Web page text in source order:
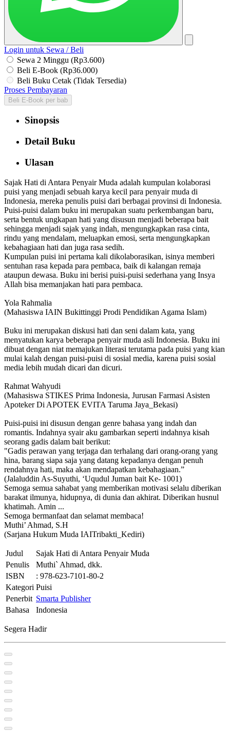
Login untuk Sewa / Beli
Sewa 2 Minggu (Rp3.600)
Beli E-Book (Rp36.000)
Beli Buku Cetak (Tidak Tersedia)
Proses Pembayaran
Beli E-Book per bab
Sinopsis
Detail Buku
Ulasan
Sajak Hati di Antara Penyair Muda adalah kumpulan kolaborasi
puisi yang menjadi sebuah karya kecil para penyair muda di
Indonesia, mereka penulis puisi dari berbagai provinsi di Indonesia.
Puisi-puisi dalam buku ini merupakan suatu perkembangan baru,
serta bentuk ungkapan hati yang disusun menjadi beberapa bait
sehingga menjadi sajak yang indah, mengungkapkan rasa cinta,
rindu yang mendalam, meluapkan emosi, serta mengungkapkan
kebahagiaan hati dan juga rasa sedih.
Kumpulan puisi ini pertama kali dikolaborasikan, isinya memberi
sentuhan rasa kepada para pembaca, baik di kalangan remaja
ataupun dewasa. Buku ini berisi puisi-puisi sederhana yang Insya
Allah bisa memanjakan hati para pembaca.
Yola Rahmalia
(Mahasiswa IAIN Bukittinggi Prodi Pendidikan Agama Islam)
Buku ini merupakan diskusi hati dan seni dalam kata, yang
menyatukan karya beberapa penyair muda asli Indonesia. Buku ini
dibuat dengan niat memajukan literasi terutama pada puisi yang kian
mulai kalah dengan puisi-puisi di sosial media, karena puisi sosial
media lebih mudah dicari dan dicuri.
Rahmat Wahyudi
(Mahasiswa STIKES Prima Indonesia, Jurusan Farmasi Asisten
Apoteker Di APOTEK EVITA Taruma Jaya_Bekasi)
Puisi-puisi ini disusun dengan genre bahasa yang indah dan
romantis. Indahnya syair aku gambarkan seperti indahnya kisah
seorang gadis dalam bait berikut:
"Gadis perawan yang terjaga dan terhalang dari orang-orang yang
hina, barang siapa saja yang datang kepadanya dengan penuh
rendahnya hati, maka akan mendapatkan kebahagiaan.”
(Jalaluddin As-Suyuthi, ‘Uqudul Juman bait Ke- 1001)
Semoga semua sahabat yang memberikan motivasi selalu diberikan
barakat ilmunya, hidupnya, di dunia dan akhirat. Diberikan husnul
khatimah. Amin ...
Semoga bermanfaat dan selamat membaca!
Muthi’ Ahmad, S.H
(Sarjana Hukum Muda IAITribakti_Kediri)
Judul
Sajak Hati di Antara Penyair Muda
Penulis
Muthi` Ahmad, dkk.
ISBN
: 978-623-7101-80-2
Kategori Puisi
Penerbit Smarta Publisher
Bahasa
Indonesia
Segera Hadir